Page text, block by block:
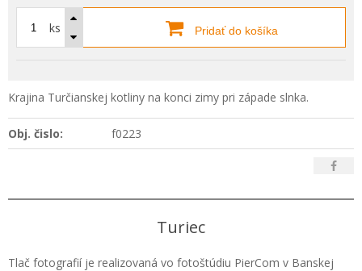
ks Pridať do košíka
Krajina Turčianskej kotliny na konci zimy pri západe slnka.
Obj. čislo: f0223
Turiec
Tlač fotografií je realizovaná vo fotoštúdiu PierCom v Banskej